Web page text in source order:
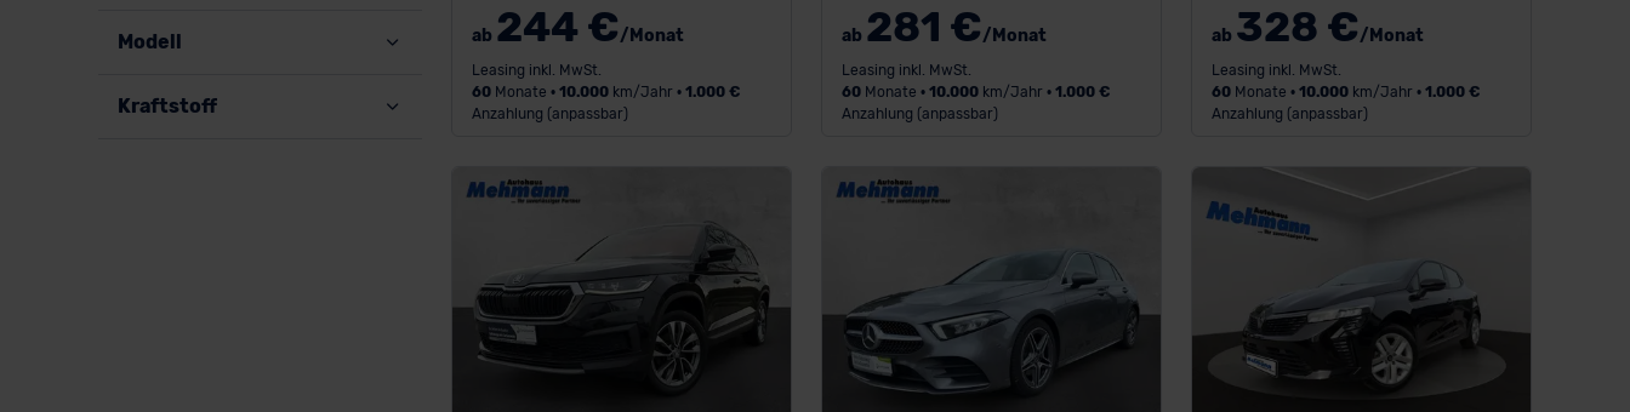
Modell
Kraftstoff
ab 244 €/Monat
Leasing inkl. MwSt.
60 Monate •10.000 km/Jahr •1.000 €
Anzahlung (anpassbar)
ab 281 €/Monat
Leasing inkl. MwSt.
60 Monate •10.000 km/Jahr •1.000 €
Anzahlung (anpassbar)
ab 328 €/Monat
Leasing inkl. MwSt.
60 Monate •10.000 km/Jahr •1.000 €
Anzahlung (anpassbar)